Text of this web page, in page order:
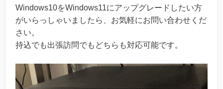
Windows10をWindows11にアップグレードしたい方
がいらっしゃいましたら、お気軽にお問い合わせくだ
さい。
持込でも出張訪問でもどちらも対応可能です。